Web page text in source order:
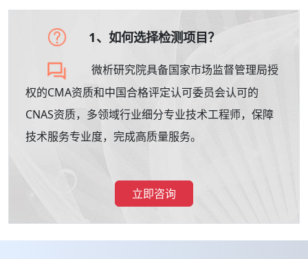
1、如何选择检测项目？
微析研究院具备国家市场监督管理局授
权的CMA资质和中国合格评定认可委员会认可的
CNAS资质，多领域行业细分专业技术工程师，保障
技术服务专业度，完成高质量服务。
立即咨询